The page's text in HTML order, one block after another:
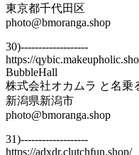
東京都千代田区
photo@bmoranga.shop
30)-------------------
https://
BubbleHall
株式会社オカムラ と名乗
新潟県新潟市
photo@bmoranga.shop
31)-------------------
https://adxdr.clutchfun.shop/